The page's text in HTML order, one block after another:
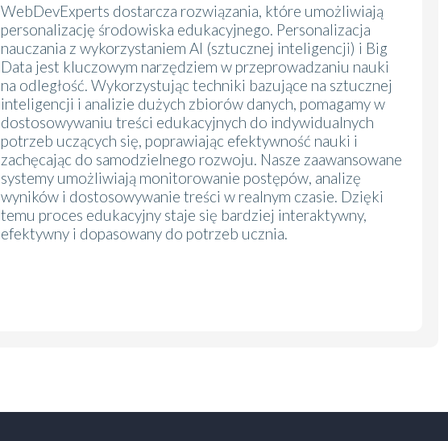
WebDevExperts dostarcza rozwiązania, które umożliwiają
personalizację środowiska edukacyjnego. Personalizacja
nauczania z wykorzystaniem AI (sztucznej inteligencji) i Big
Data jest kluczowym narzędziem w przeprowadzaniu nauki
na odległość. Wykorzystując techniki bazujące na sztucznej
inteligencji i analizie dużych zbiorów danych, pomagamy w
dostosowywaniu treści edukacyjnych do indywidualnych
potrzeb uczących się, poprawiając efektywność nauki i
zachęcając do samodzielnego rozwoju. Nasze zaawansowane
systemy umożliwiają monitorowanie postępów, analizę
wyników i dostosowywanie treści w realnym czasie. Dzięki
temu proces edukacyjny staje się bardziej interaktywny,
efektywny i dopasowany do potrzeb ucznia.